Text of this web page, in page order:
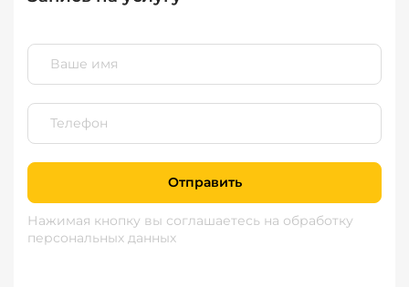
Отправить
Нажимая кнопку вы соглашаетесь на обработку
персональных данных